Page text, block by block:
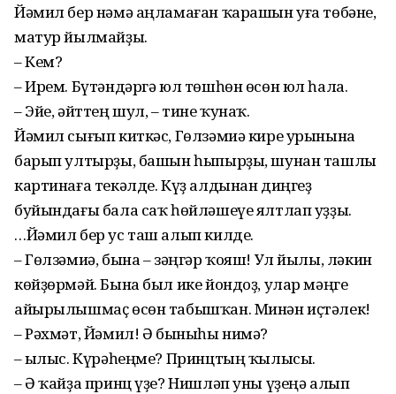
Йәмил бер нәмә аңламаған ҡарашын уға төбәне,
матур йылмайҙы.
– Кем?
– Ирем. Бүтәндәргә юл төшһөн өсөн юл һала.
– Эйе, әйттең шул, – тине ҡунаҡ.
Йәмил сығып киткәс, Гөлзәмиә кире урынына
барып ултырҙы, башын һыпырҙы, шунан ташлы
картинаға текәлде. Күҙ алдынан диңгеҙ
буйындағы бала саҡ һөйләшеүе ялтлап уҙҙы.
…Йәмил бер ус таш алып килде.
– Гөлзәмиә, бына – зәңгәр ҡояш! Ул йылы, ләкин
көйҙөрмәй. Бына был ике йондоҙ, улар мәңге
айырылышмаҫ өсөн табышҡан. Минән иҫтәлек!
– Рәхмәт, Йәмил! Ә быныһы нимә?
– Ҡылыс. Күрәһеңме? Принцтың ҡылысы.
– Ә ҡайҙа принц үҙе? Нишләп уны үҙеңә алып